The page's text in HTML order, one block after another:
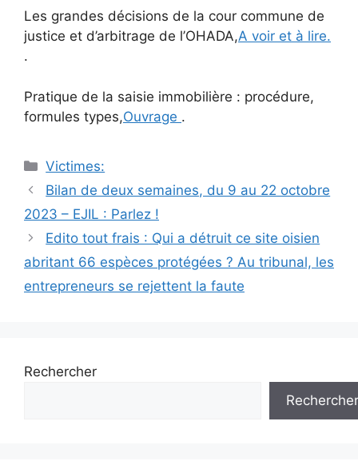
Les grandes décisions de la cour commune de
justice et d’arbitrage de l’OHADA,A voir et à lire.
.
Pratique de la saisie immobilière : procédure,
formules types,Ouvrage .
Catégories
Victimes:
Navigation
des
Bilan de deux semaines, du 9 au 22 octobre
2023 – EJIL : Parlez !
Edito tout frais : Qui a détruit ce site oisien
abritant 66 espèces protégées ? Au tribunal, les
entrepreneurs se rejettent la faute
Rechercher
Rechercher